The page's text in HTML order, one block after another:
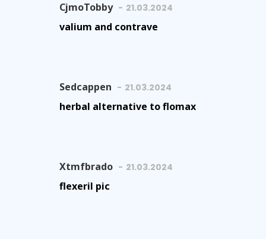
CjmoTobby 21.03.2024
valium and contrave
Sedcappen 21.03.2024
herbal alternative to flomax
Xtmfbrado 21.03.2024
flexeril pic